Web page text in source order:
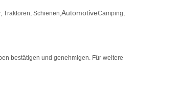
Traktoren, Schienen,AutomotiveCamping,
bestätigen und genehmigen. Für weitere